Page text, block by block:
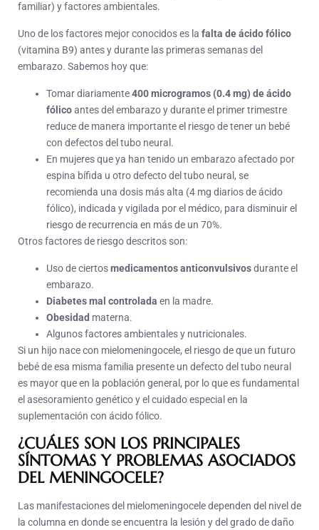
familiar) y factores ambientales.
Uno de los factores mejor conocidos es la falta de ácido fólico
(vitamina B9) antes y durante las primeras semanas del
embarazo. Sabemos hoy que:
Tomar diariamente400 microgramos (0.4 mg) de ácido
fólicoantes del embarazo y durante el primer trimestre
reduce de manera importante el riesgo de tener un bebé
con defectos del tubo neural.
En mujeres que ya han tenido un embarazo afectado por
espina bífida u otro defecto del tubo neural, se
recomienda una dosis más alta (4 mg diarios de ácido
fólico), indicada y vigilada por el médico, para disminuir el
riesgo de recurrencia en más de un 70%.
Otros factores de riesgo descritos son:
Uso de ciertosmedicamentos anticonvulsivosdurante el
embarazo.
Diabetes mal controlada en la madre.
Obesidad materna.
Algunos factores ambientales y nutricionales.
Si un hijo nace con mielomeningocele, el riesgo de que un futuro
bebé de esa misma familia presente un defecto del tubo neural
es mayor que en la población general, por lo que es fundamental
el asesoramiento genético y el cuidado especial en la
suplementación con ácido fólico.
¿CUÁLES SON LOS PRINCIPALES
SÍNTOMAS Y PROBLEMAS ASOCIADOS
DEL MENINGOCELE?
Las manifestaciones del mielomeningocele dependen del nivel de
la columna en donde se encuentra la lesión y del grado de daño